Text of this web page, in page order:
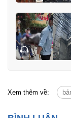
Xem thêm về: